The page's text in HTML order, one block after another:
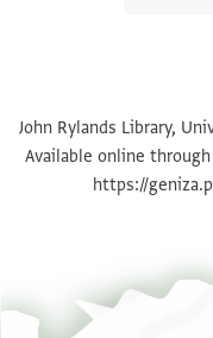
הגדל וסובב
John Rylands Library,
Available online
https://